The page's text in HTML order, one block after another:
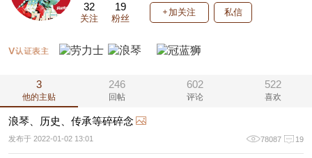
32
关注
19
粉丝
加关注 私信
3
他的主贴
246
回帖
602
评论
522
喜欢
浪琴、历史、传承等碎碎念
发布于 2022-01-02 13:01 78087 19